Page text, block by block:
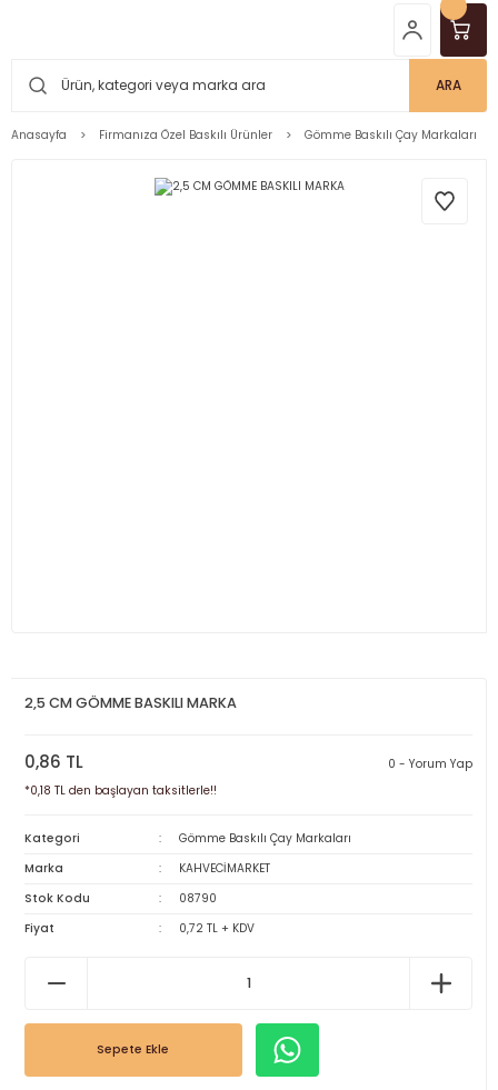
ARA
Anasayfa Firmanıza Özel Baskılı Ürünler Gömme Baskılı Çay Markaları
2,5 CM GÖMME BASKILI MARKA
0,86 TL
0 - Yorum Yap
*0,18 TL den başlayan taksitlerle!!
Kategori
Gömme Baskılı Çay Markaları
Marka
KAHVECİMARKET
Stok Kodu
08790
Fiyat
0,72 TL + KDV
Sepete Ekle